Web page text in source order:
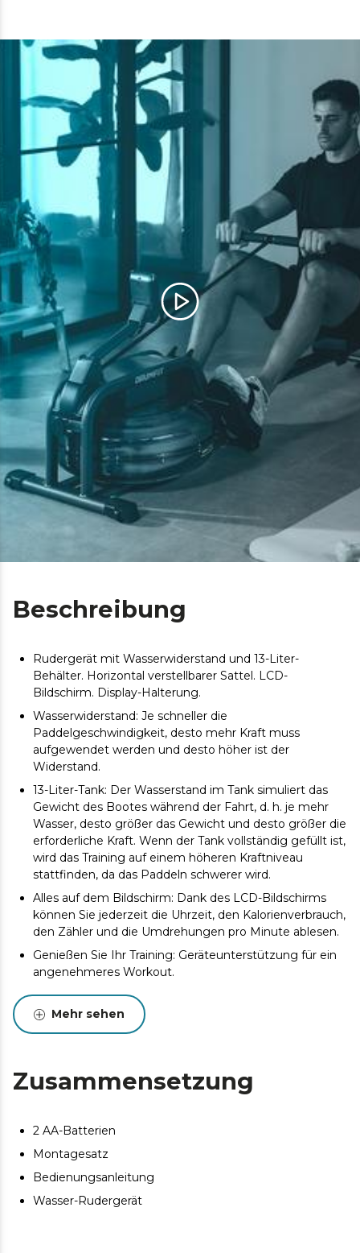
Beschreibung
Rudergerät mit Wasserwiderstand und 13-Liter-
Behälter. Horizontal verstellbarer Sattel. LCD-
Bildschirm. Display-Halterung.
Wasserwiderstand: Je schneller die
Paddelgeschwindigkeit, desto mehr Kraft muss
aufgewendet werden und desto höher ist der
Widerstand.
13-Liter-Tank: Der Wasserstand im Tank simuliert das
Gewicht des Bootes während der Fahrt, d. h. je mehr
Wasser, desto größer das Gewicht und desto größer die
erforderliche Kraft. Wenn der Tank vollständig gefüllt ist,
wird das Training auf einem höheren Kraftniveau
stattfinden, da das Paddeln schwerer wird.
Alles auf dem Bildschirm: Dank des LCD-Bildschirms
können Sie jederzeit die Uhrzeit, den Kalorienverbrauch,
den Zähler und die Umdrehungen pro Minute ablesen.
Genießen Sie Ihr Training: Geräteunterstützung für ein
angenehmeres Workout.
Höchstgewicht von 135 kg: Das Höchstgewicht des
Benutzers darf 135 kg nicht überschreiten.
Mehr sehen
Zusammensetzung
2 AA-Batterien
Montagesatz
Bedienungsanleitung
Wasser-Rudergerät